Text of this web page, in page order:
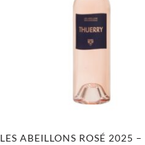
LES ABEILLONS ROSÉ 2025